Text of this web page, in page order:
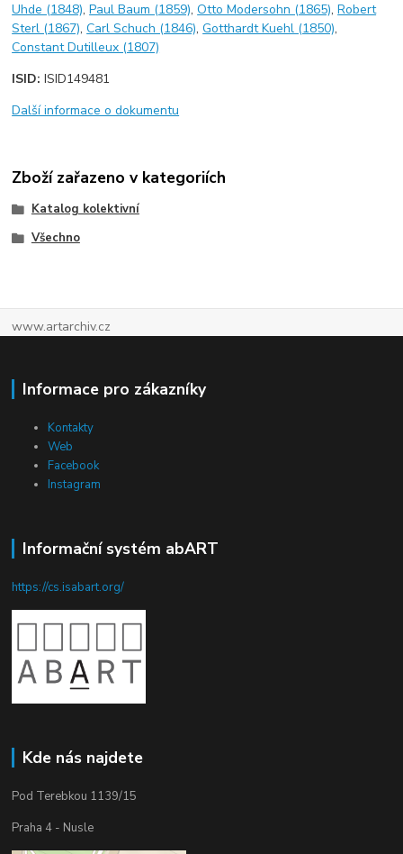
Uhde (1848),Paul Baum (1859),Otto Modersohn (1865),Robert
Sterl (1867),Carl Schuch (1846),Gotthardt Kuehl (1850),
Constant Dutilleux (1807)
ISID:ISID149481
Další informace o dokumentu
Zboží zařazeno v kategoriích
Katalog kolektivní
Všechno
www.artarchiv.cz
Informace pro zákazníky
Kontakty
Web
Facebook
Instagram
Informační systém abART
https://cs.isabart.org/
Kde nás najdete
Pod Terebkou 1139/15
Praha 4 - Nusle